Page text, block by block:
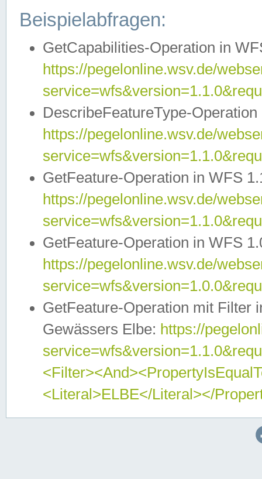
Beispielabfragen:
GetCapabilities-Operation in
https://pegelonline.wsv.de/
DescribeFeatureType-
https://pegelonline.wsv.de/
GetFeature-Operation in WFS
https://pegelonline.wsv.de/
GetFeature-Operation in WFS
https://pegelonline.wsv.de/
GetFeature-Operation mit Filter
Gewässers Elbe: https://
<Literal>ELBE</Literal></